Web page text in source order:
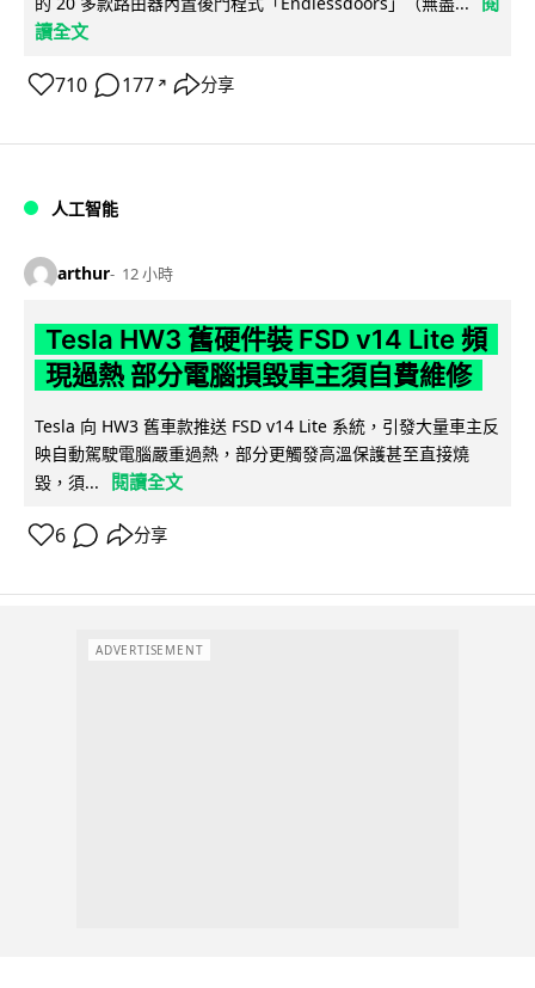
讀全文
710 177 ↗ 分享
人工智能
arthur 12 小時
Tesla HW3 舊硬件裝 FSD v14 Lite 頻
現過熱 部分電腦損毀車主須自費維修
Tesla 向 HW3 舊車款推送 FSD v14 Lite 系統，引發大量車主反
映自動駕駛電腦嚴重過熱，部分更觸發高溫保護甚至直接燒
毀，須...
閱讀全文
6 分享
ADVERTISEMENT